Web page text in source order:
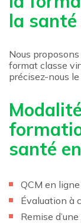
la
Nous
format classe
précisez-nous
santé
QCM en
Évaluation à
Remise